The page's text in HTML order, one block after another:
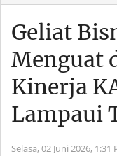
Geliat
Menguat
Kinerja
Lampaui
Selasa, 02 Juni 2026, 1:31